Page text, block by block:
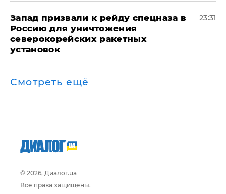
Запад призвали к рейду спецназа в
Россию для уничтожения
северокорейских ракетных
установок
23:31
Смотреть ещё
© 2026, Диалог.ua
Все права защищены.